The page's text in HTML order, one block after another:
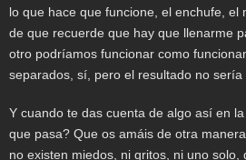
lo que hace que funcione, el enchufe, el
de que recuerde que hay que llenarme
otro podríamos funcionar como
separados, sí, pero el resultado no sería
Y cuando te das cuenta de algo así en
que pasa? Que os amáis de otra
no existen miedos, ni gritos, ni uno solo,